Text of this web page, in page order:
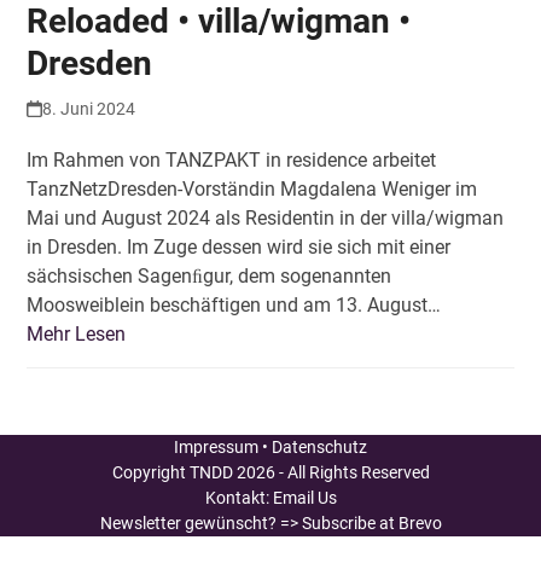
Reloaded • villa/wigman •
Dresden
8. Juni 2024
Im Rahmen von TANZPAKT in residence arbeitet
TanzNetzDresden-Vorständin Magdalena Weniger im
Mai und August 2024 als Residentin in der villa/wigman
in Dresden. Im Zuge dessen wird sie sich mit einer
sächsischen Sagenﬁgur, dem sogenannten
Moosweiblein beschäftigen und am 13. August…
Mehr Lesen
Impressum • Datenschutz
Copyright TNDD2026 - All Rights Reserved
Kontakt: Email Us
Newsletter gewünscht? => Subscribe at Brevo